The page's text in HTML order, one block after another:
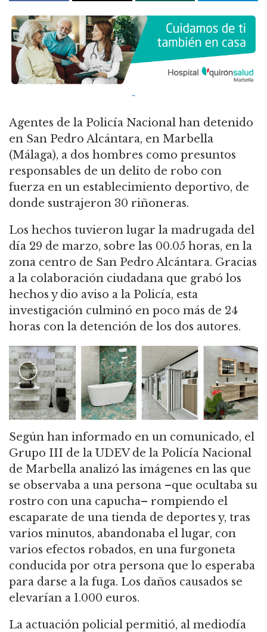
Agentes de la Policía Nacional han detenido
en San Pedro Alcántara, en Marbella
(Málaga), a dos hombres como presuntos
responsables de un delito de robo con
fuerza en un establecimiento deportivo, de
donde sustrajeron 30 riñoneras.
Los hechos tuvieron lugar la madrugada del
día 29 de marzo, sobre las 00.05 horas, en la
zona centro de San Pedro Alcántara. Gracias
a la colaboración ciudadana que grabó los
hechos y dio aviso a la Policía, esta
investigación culminó en poco más de 24
horas con la detención de los dos autores.
Según han informado en un comunicado, el
Grupo III de la UDEV de la Policía Nacional
de Marbella analizó las imágenes en las que
se observaba a una persona –que ocultaba su
rostro con una capucha– rompiendo el
escaparate de una tienda de deportes y, tras
varios minutos, abandonaba el lugar, con
varios efectos robados, en una furgoneta
conducida por otra persona que lo esperaba
para darse a la fuga. Los daños causados se
elevarían a 1.000 euros.
La actuación policial permitió, al mediodía